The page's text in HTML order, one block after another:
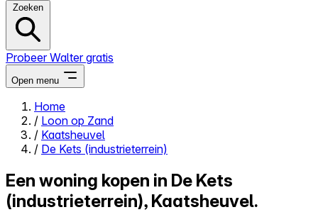
Zoeken
Probeer Walter gratis
Open menu
Close menu
Zelf kopen
Home
/ Loon op Zand
/ Kaatsheuvel
/ De Kets (industrieterrein)
Een woning kopen in De Kets
(industrieterrein), Kaatsheuvel.